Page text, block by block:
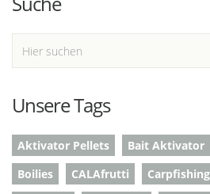
Unsere Tags
Aktivator Pellets Bait Aktivator
Boilies
CALAfrutti Carpfishing